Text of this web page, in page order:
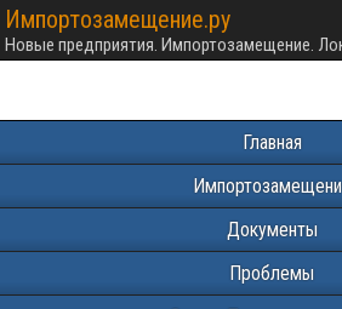
Импортозамещение.ру
Новые предприятия. Импортозамещение.
Главная
Документы
Проблемы